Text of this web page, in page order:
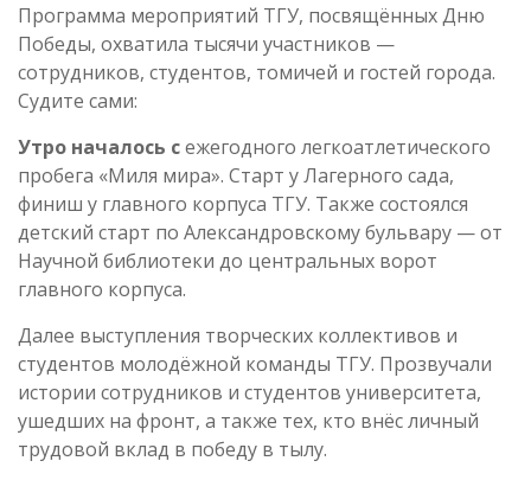
Программа мероприятий ТГУ, посвящённых Дню
Победы, охватила тысячи участников —
сотрудников, студентов, томичей и гостей города.
Судите сами:
Утро началось сежегодного легкоатлетического
пробега «Миля мира». Старт у Лагерного сада,
финиш у главного корпуса ТГУ. Также состоялся
детский старт по Александровскому бульвару — от
Научной библиотеки до центральных ворот
главного корпуса.
Далее выступления творческих коллективов и
студентов молодёжной команды ТГУ. Прозвучали
истории сотрудников и студентов университета,
ушедших на фронт, а также тех, кто внёс личный
трудовой вклад в победу в тылу.